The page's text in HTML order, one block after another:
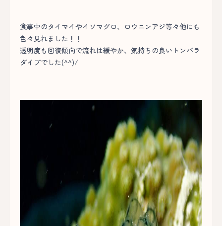
食事中のタイマイやイソマグロ、ロウニンアジ等々他にも
色々見れました！！
透明度も回復傾向で流れは緩やか、気持ちの良いトンバラ
ダイブでした(^^)/